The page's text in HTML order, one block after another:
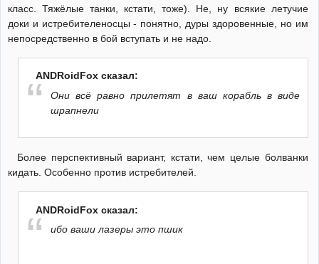
класс. Тяжёлые танки, кстати, тоже). Не, ну всякие летучие
доки и истребителеносцы - понятно, дуры здоровенные, но им
непосредственно в бой вступать и не надо.
ANDRoidFox сказал:
Они всё равно прилетят в ваш корабль в виде
шрапнели
Более перспективный вариант, кстати, чем целые болванки
кидать. Особенно против истребителей.
ANDRoidFox сказал:
ибо ваши лазеры это пшик